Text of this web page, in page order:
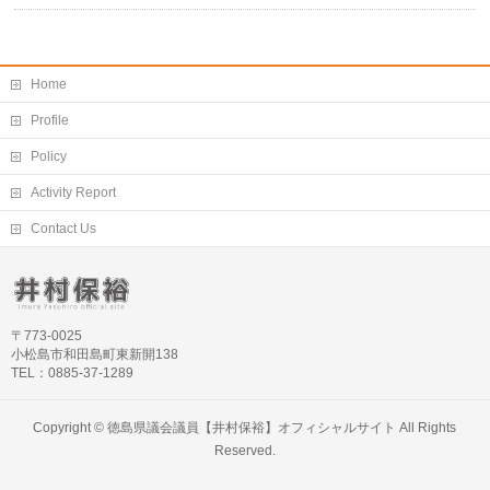
Home
Profile
Policy
Activity Report
Contact Us
〒773-0025
小松島市和田島町東新開138
TEL：0885-37-1289
Copyright ©徳島県議会議員【井村保裕】オフィシャルサイト All Rights
Reserved.